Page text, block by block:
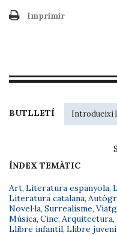
Imprimir
BUTLLETÍ
ÍNDEX TEMÀTIC
Art, Literatura espanyola,
Literatura catalana,
Novel·la, Surrealisme,
Música, Cine, Arquitectura,
Llibre infantil, Llibre